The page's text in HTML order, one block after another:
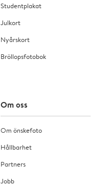
Studentplakat
Julkort
Nyårskort
Bröllopsfotobok
Om oss
Om önskefoto
Hållbarhet
Partners
Jobb